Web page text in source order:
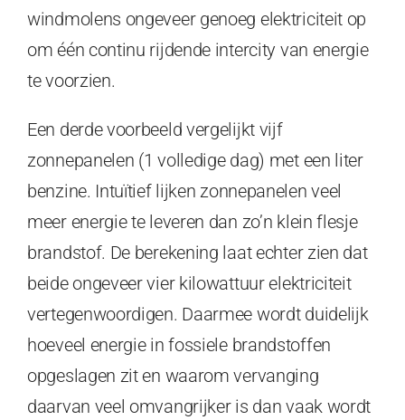
windmolens ongeveer genoeg elektriciteit op
om één continu rijdende intercity van energie
te voorzien.
Een derde voorbeeld vergelijkt vijf
zonnepanelen (1 volledige dag) met een liter
benzine. Intuïtief lijken zonnepanelen veel
meer energie te leveren dan zo’n klein flesje
brandstof. De berekening laat echter zien dat
beide ongeveer vier kilowattuur elektriciteit
vertegenwoordigen. Daarmee wordt duidelijk
hoeveel energie in fossiele brandstoffen
opgeslagen zit en waarom vervanging
daarvan veel omvangrijker is dan vaak wordt